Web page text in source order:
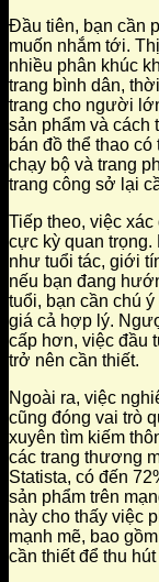
Đầu tiên, bạn cần
muốn nhắm tới.
nhiều phân khúc
trang bình dân,
trang cho người
sản phẩm và cách
bán đồ thể thao
chạy bộ và trang
trang công sở lại
Tiếp theo, việc xác
cực kỳ quan trọng.
như tuổi tác, giới
nếu bạn đang
tuổi, bạn cần chú
giá cả hợp lý.
cấp hơn, việc đầu
trở nên cần thiết.
Ngoài ra, việc
cũng đóng vai trò
xuyên tìm kiếm
các trang thương
Statista, có đến
sản phẩm trên
này cho thấy việc
mạnh mẽ, bao
cần thiết để thu